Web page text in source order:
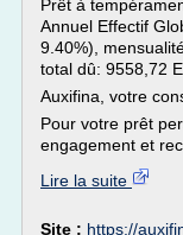
Prêt à
Annuel Effectif
9.40%),
total dû: 9558,72
Auxifina, votre
Pour votre prêt
engagement et
Lire la suite
Site : https://